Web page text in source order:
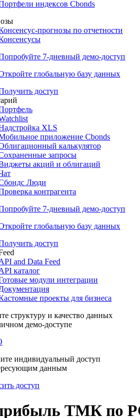
индексов Cbonds
прогнозы по отчетности
7-дневный
глобальную базу данных
доступ
XLS
приложение Cbonds
калькулятор
запросы
акций и облигаций
Люди
контрагента
7-дневный
глобальную базу данных
доступ
and Data Feed
каталог
проекты для бизнеса
структуру и качество данных
демо-доступе
индивидуальный доступ